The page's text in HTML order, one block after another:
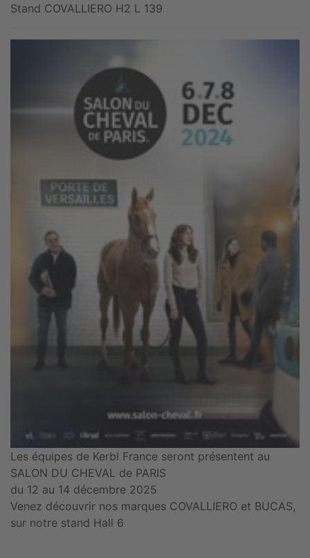
Stand COVALLIERO H2 L 139
Les équipes de Kerbl France seront présentent au
SALON DU CHEVAL de PARIS
du 12 au 14 décembre 2025
Venez découvrir nos marques COVALLIERO et BUCAS,
sur notre stand Hall 6